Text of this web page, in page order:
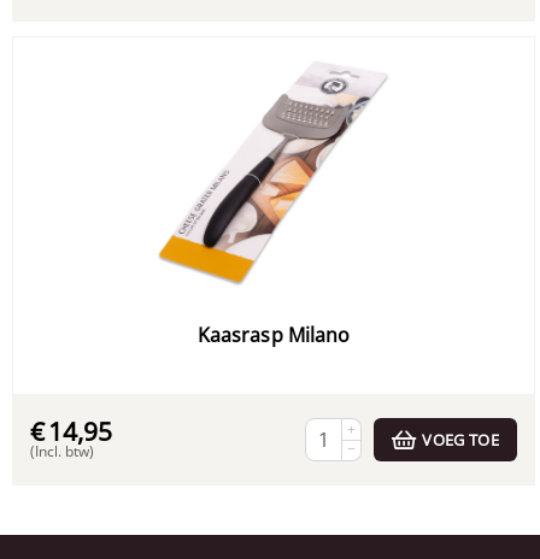
Kaasrasp Milano
€14,95
(Incl. btw)
+
−
VOEG TOE